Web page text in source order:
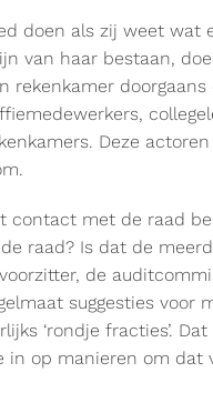
doen als zij weet wat
van haar bestaan,
rekenkamer
Deze
contact met de raad
raad? Is dat de
de
suggesties voor
‘rondje fracties’.
in op manieren om dat